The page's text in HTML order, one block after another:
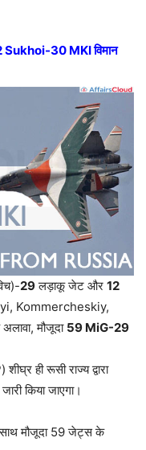
30 MKI विमान
29लड़ाकू जेट और 12
Kommercheskiy,
मौजूदा 59 MiG-29
ही रूसी राज्य द्वारा
जारी किया जाएगा।
मौजूदा 59 जेट्स के